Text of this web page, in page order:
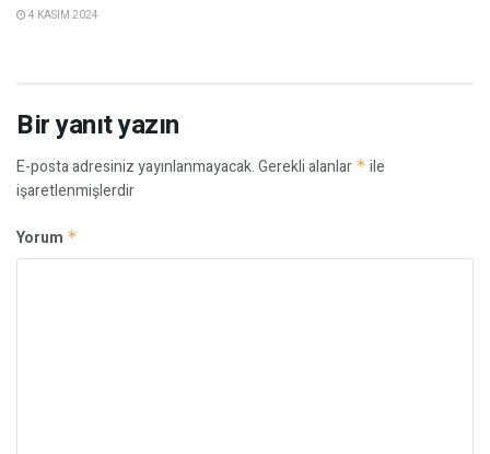
4 KASIM 2024
Bir yanıt yazın
E-posta adresiniz yayınlanmayacak.Gerekli alanlar * ile
işaretlenmişlerdir
Yorum *